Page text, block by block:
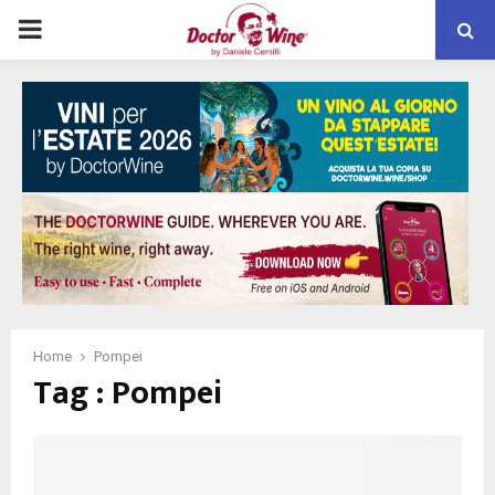
PRIMARY
MENU
Home Pompei
Tag : Pompei